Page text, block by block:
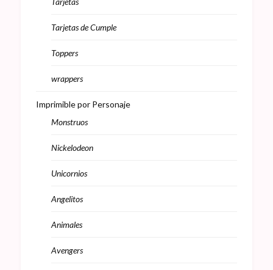
Tarjetas de Cumple
Toppers
wrappers
Imprimible por Personaje
Monstruos
Nickelodeon
Unicornios
Angelitos
Animales
Avengers